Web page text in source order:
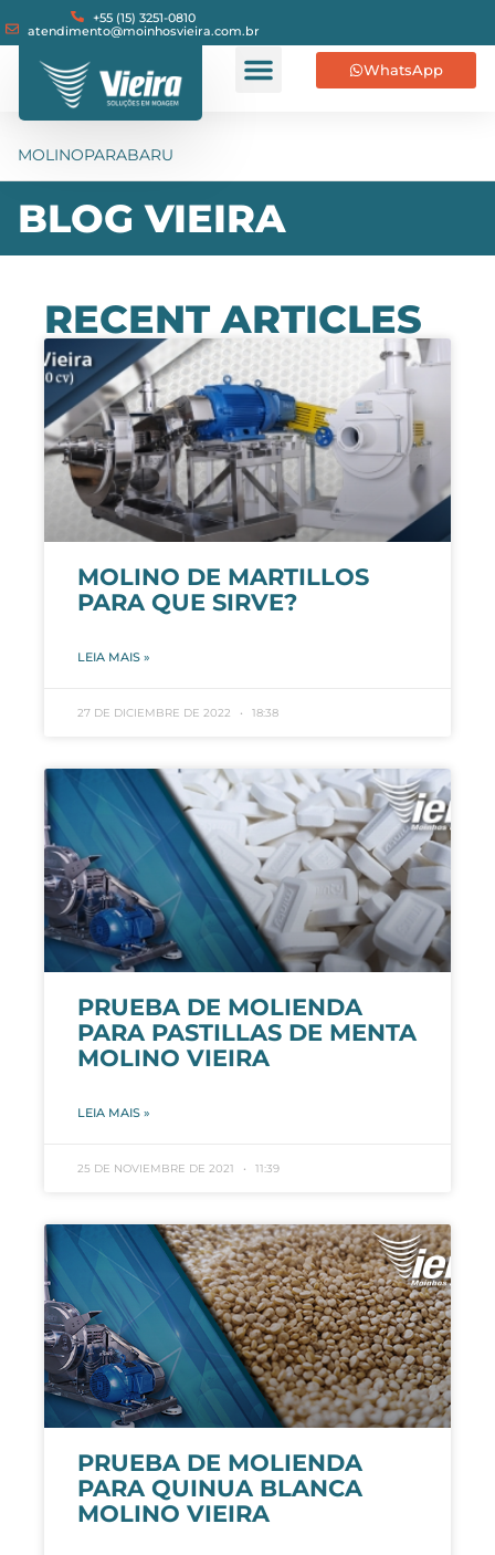
+55 (15) 3251-0810
atendimento@moinhosvieira.com.br
WhatsApp
MOLINOPARABARU
BLOG VIEIRA
RECENT ARTICLES
MOLINO DE MARTILLOS
PARA QUE SIRVE?
LEIA MAIS »
27 DE DICIEMBRE DE 2022 18:38
PRUEBA DE MOLIENDA
PARA PASTILLAS DE MENTA
MOLINO VIEIRA
LEIA MAIS »
25 DE NOVIEMBRE DE 2021 11:39
PRUEBA DE MOLIENDA
PARA QUINUA BLANCA
MOLINO VIEIRA